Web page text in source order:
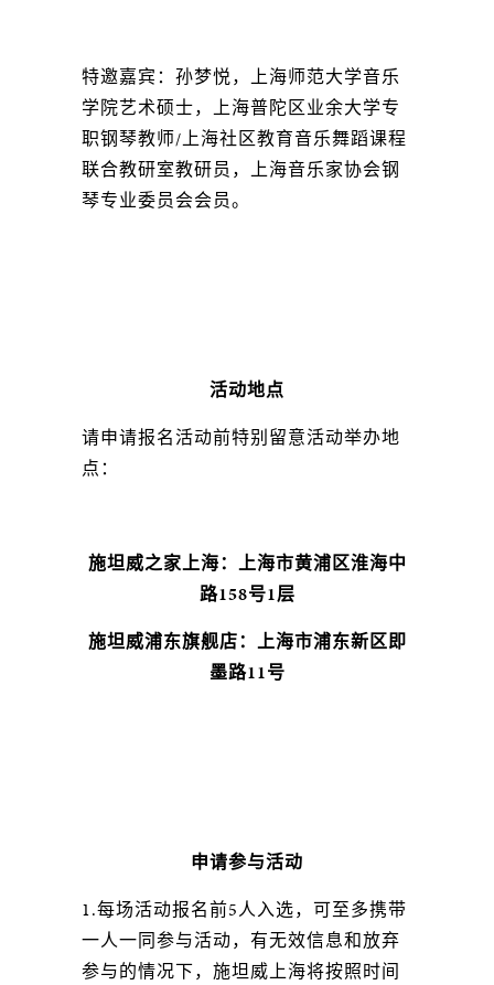
特邀嘉宾：孙梦悦，上海师范大学音乐
学院艺术硕士，上海普陀区业余大学专
职钢琴教师/上海社区教育音乐舞蹈课程
联合教研室教研员，上海音乐家协会钢
琴专业委员会会员。
活动地点
请申请报名活动前特别留意活动举办地
点：
施坦威之家上海：上海市黄浦区淮海中
路158号1层
施坦威浦东旗舰店：上海市浦东新区即
墨路11号
申请参与活动
1.每场活动报名前5人入选，可至多携带
一人一同参与活动，有无效信息和放弃
参与的情况下，施坦威上海将按照时间